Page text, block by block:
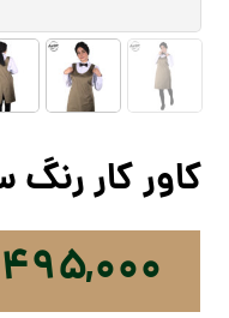
کاور کار
۴۹۵,۰۰۰